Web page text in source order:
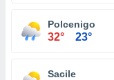
Polcenigo
32° 23°
Sacile